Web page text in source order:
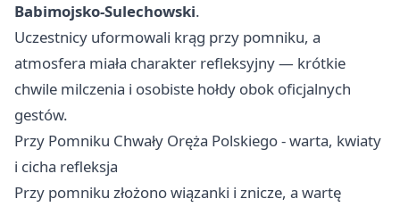
Babimojsko-Sulechowski.
Uczestnicy uformowali krąg przy pomniku, a
atmosfera miała charakter refleksyjny — krótkie
chwile milczenia i osobiste hołdy obok oficjalnych
gestów.
Przy Pomniku Chwały Oręża Polskiego - warta, kwiaty
i cicha refleksja
Przy pomniku złożono wiązanki i znicze, a wartę